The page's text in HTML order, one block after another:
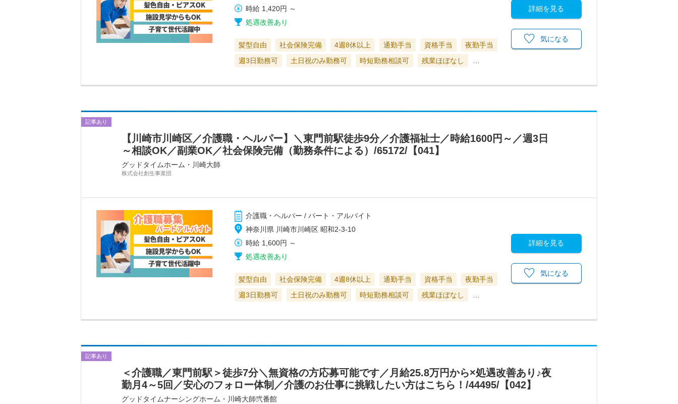
時給 1,420円 ～
処遇改善あり
髪型自由 社会保険完備 4週8休以上 通勤手当 資格手当
夜勤手当
週3日勤務可
土日祝のみ勤務可 時短勤務相談可 残業ほぼなし
詳細を見る
気になる
記事あり
【川崎市川崎区／介護職・ヘルパー】＼東門前駅徒歩9分／介護福祉士／時給1600円～／週3日
～相談OK／副業OK／社会保険完備（勤務条件による）/65172/【041】
グッドタイムホーム・川崎大師
株式会社創生事業団
介護職・ヘルパー / パート・アルバイト
神奈川県 川崎市川崎区 昭和2-3-10
時給 1,600円 ～
処遇改善あり
髪型自由 社会保険完備 4週8休以上 通勤手当 資格手当
夜勤手当
週3日勤務可
土日祝のみ勤務可 時短勤務相談可 残業ほぼなし
詳細を見る
気になる
記事あり
＜介護職／東門前駅＞徒歩7分＼無資格の方応募可能です／月給25.8万円から×処遇改善あり♪夜
勤月4～5回／安心のフォロー体制／介護のお仕事に挑戦したい方はこちら！/44495/【042】
グッドタイムナーシングホーム・川崎大師弐番館